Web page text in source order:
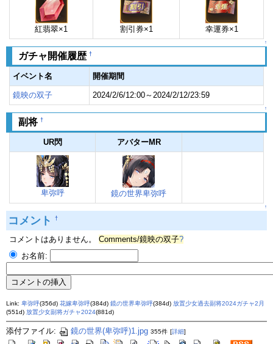
紅翡翠×1 割引券×1 幸運券×1
↑
ガチャ開催履歴 †
イベント名 開催期間
鏡映の双子 2024/2/6/12:00～2024/2/12/23:59
↑
副将 †
UR閃 アバターMR
卑弥呼 鏡の世界卑弥呼
↑
コメント †
コメントはありません。 Comments/鏡映の双子?
お名前:
Link: 卑弥呼(356d) 花嫁卑弥呼(384d) 鏡の世界卑弥呼(384d) 放置少女過去副将2024ガチャ2月
(551d) 放置少女副将ガチャ2024(881d)
添付ファイル: 鏡の世界(卑弥呼)1.jpg 355件 [詳細]